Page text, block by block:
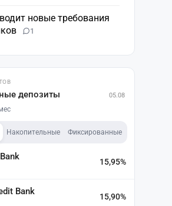
новые требования
1
депозиты 05.08
Накопительные Фиксированные
15,95%
Bank 15,90%